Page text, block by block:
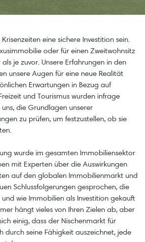
eine sichere Investition sein.
oder für einen Zweitwohnsitz
als je zuvor. Unsere Erfahrungen in den
unsere Augen für eine neue Realität
Erwartungen in Bezug auf
und Tourismus wurden infrage
die Grundlagen unserer
zu prüfen, um festzustellen, ob sie
wurde im gesamten Immobiliensektor
mit Experten über die Auswirkungen
auf den globalen Immobilienmarkt und
Schlussfolgerungen gesprochen, die
wie Immobilien als Investition gekauft
hängt vieles von Ihren Zielen ab, aber
einig, dass der Nischenmarkt für
durch seine Fähigkeit auszeichnet, jede